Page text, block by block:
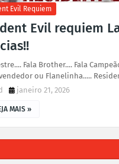
Evil Requiem
Evil requiem
Fala Brother.... Fala
ou Flanelinha.....
janeiro 21, 2026
MAIS »